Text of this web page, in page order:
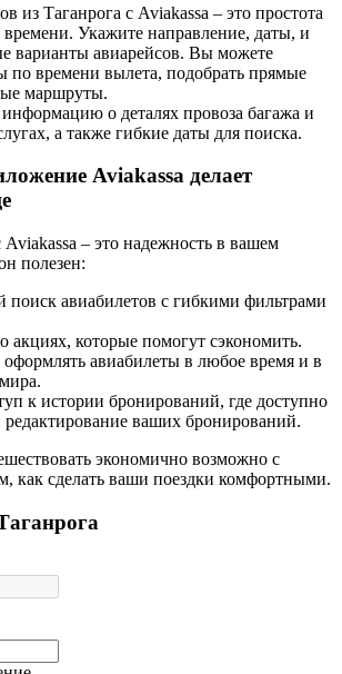
из Таганрога с Aviakassa – это простота
Укажите направление, даты, и
варианты авиарейсов. Вы можете
по времени вылета, подобрать прямые
маршруты.
о деталях провоза багажа и
а также гибкие даты для поиска.
Aviakassa делает
– это надежность в вашем
полезен:
авиабилетов с гибкими фильтрами
акциях, которые помогут сэкономить.
авиабилеты в любое время и в
к истории бронирований, где доступно
редактирование ваших бронирований.
экономично возможно с
как сделать ваши поездки комфортными.